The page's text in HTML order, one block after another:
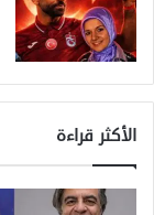
الأكثر قراءة